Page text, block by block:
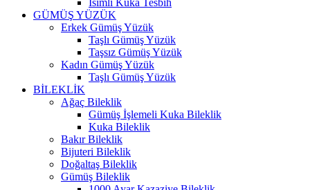
İsimli Kuka Tesbih
GÜMÜŞ YÜZÜK
Erkek Gümüş Yüzük
Taşlı Gümüş Yüzük
Taşsız Gümüş Yüzük
Kadın Gümüş Yüzük
Taşlı Gümüş Yüzük
BİLEKLİK
Ağaç Bileklik
Gümüş İşlemeli Kuka Bileklik
Kuka Bileklik
Bakır Bileklik
Bijuteri Bileklik
Doğaltaş Bileklik
Gümüş Bileklik